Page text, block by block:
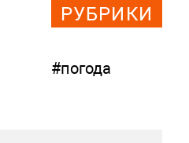
РУБРИКИ
#погода